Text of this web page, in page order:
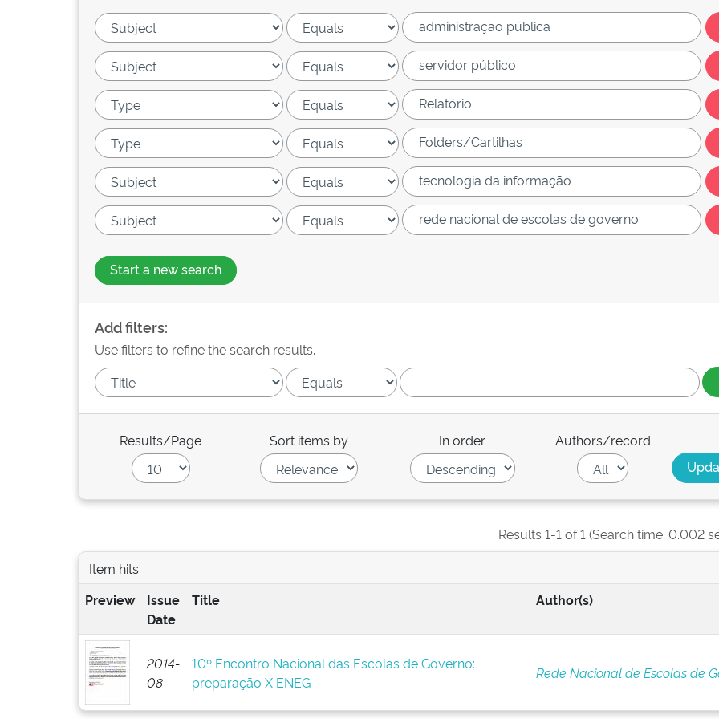
Start a new search
Add filters:
Use filters to refine the search results.
Results/Page Sort items by In order Authors/record
Results 1-1 of 1 (Search time: 0.002
Item hits:
Preview
Issue
Date
Title Author(s)
2014-
08
10º Encontro Nacional das Escolas de Governo:
preparação X ENEG
Rede Nacional de Escolas de